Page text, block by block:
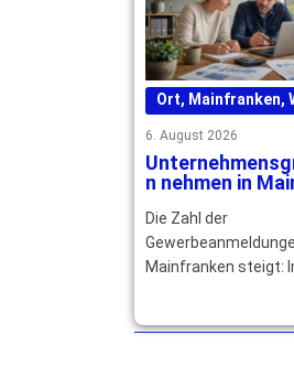
Ort, Mainfranken,
6. August 2026
n nehmen in
Die Zahl der
Mainfranken steigt: